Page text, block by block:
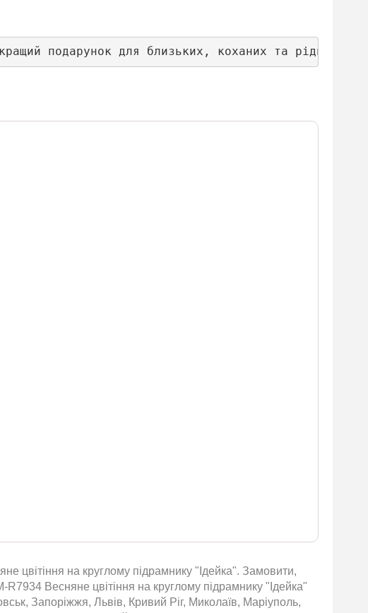
подарунок для близьких, коханих та рідних
цвітіння на круглому підрамнику "Ідейка". Замовити,
Весняне цвітіння на круглому підрамнику "Ідейка"
Запоріжжя, Львів, Кривий Ріг, Миколаїв, Маріуполь,